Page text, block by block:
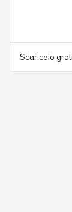
Scaricalo